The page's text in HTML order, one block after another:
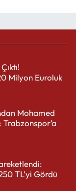
Milyon Euroluk
Mohamed
Trabzonspor’a
TL’yi Gördü